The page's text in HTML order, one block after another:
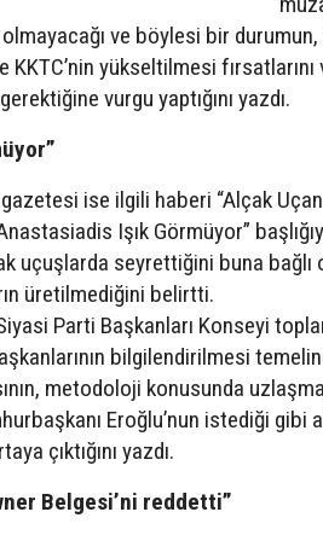
olmayacağı ve böylesi bir
KKTC’nin yükseltilmesi
vurgu yaptığını yazdı.
ise ilgili haberi “Alçak Uçan
Işık Görmüyor”
uçuşlarda seyrettiğini buna
üretilmediğini belirtti.
Parti Başkanları Konseyi
bilgilendirilmesi
metodoloji konusunda
Eroğlu’nun istediği gibi
çıktığını yazdı.
Belgesi’ni reddetti”